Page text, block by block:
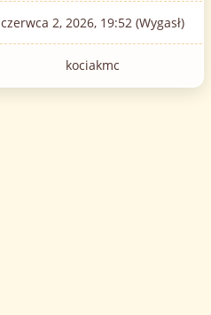
czerwca 2, 2026, 19:52 (Wygasł)
kociakmc